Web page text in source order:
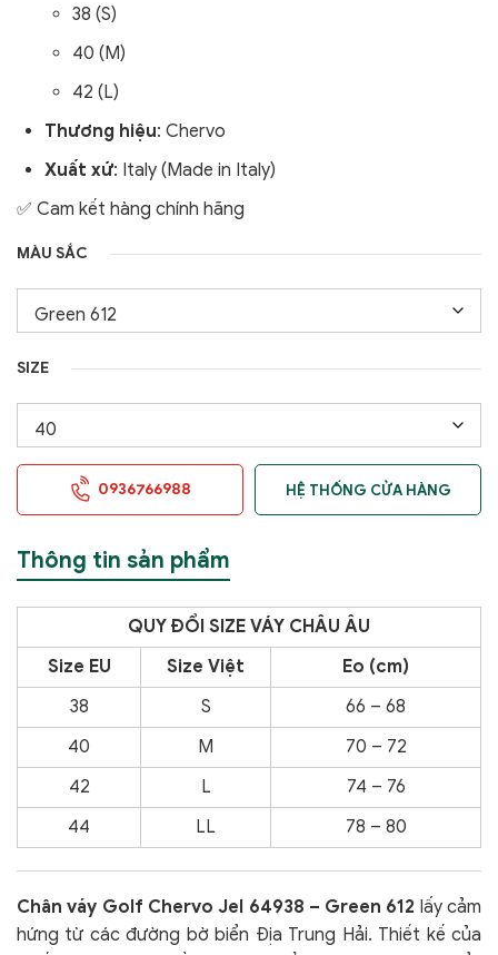
38 (S)
40 (M)
42 (L)
Thương hiệu: Chervo
Xuất xứ: Italy (Made in Italy)
✅ Cam kết hàng chính hãng
MÀU SẮC
SIZE
0936766988 HỆ THỐNG CỬA HÀNG
Thông tin sản phẩm
QUY ĐỔI SIZE VÁY CHÂU ÂU
Size EU
Size Việt
Eo (cm)
38
S
66 – 68
40
M
70 – 72
42
L
74 – 76
44
LL 78 – 80
Chân váy Golf Chervo Jel 64938 – Green 612 lấy cảm
hứng từ các đường bờ biển Địa Trung Hải. Thiết kế của